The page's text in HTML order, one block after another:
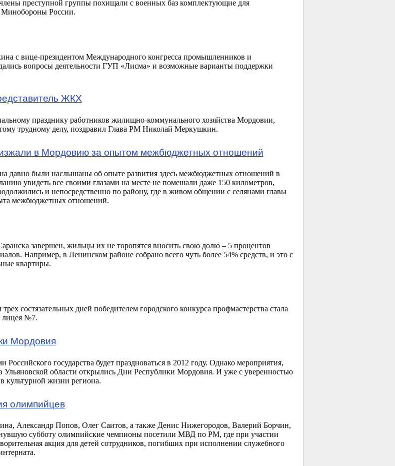
преступной группы похищали с военных баз комплектующие для
Минобороны России.
с вице-президентом Международного конгресса промышленников и
вопросы деятельности ГУП «Лисма» и возможные варианты поддержки
ЖКХ
празднику работников жилищно-коммунального хозяйства Мордовии,
трудному делу, поздравил Глава РМ Николай Меркушкин.
в Мордовию за опытом межбюджетных отношений
давно были наслышаны об опыте развития здесь межбюджетных отношений в
увидеть все своими глазами на месте не помешали даже 150 километров,
и непосредственно по району, где в живом общении с селянами главы
межбюджетных отношений.
завершен, жильцы их не торопятся вносить свою долю – 5 процентов
Например, в Ленинском районе собрано всего чуть более 54% средств, и это с
квартиры.
состязательных дней победителем городского конкурса профмастерства стала
лицея №7.
Мордовия
государства будет праздноваться в 2012 году. Однако мероприятия,
Ульяновской области открылись Дни Республики Мордовия. И уже с уверенностью
культурной жизни региона.
олимпийцев
Александр Попов, Олег Саитов, а также Денис Нижегородов, Валерий Борчин,
субботу олимпийские чемпионы посетили МВД по РМ, где при участии
акция для детей сотрудников, погибших при исполнении служебного